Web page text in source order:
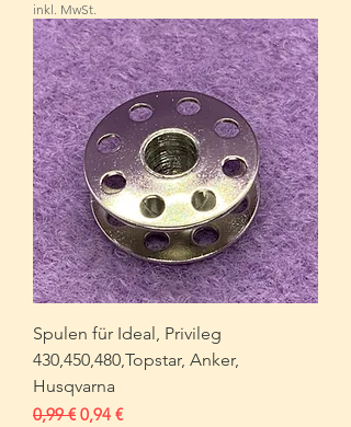
inkl. MwSt.
Spulen für Ideal, Privileg
430,450,480,Topstar, Anker,
Husqvarna
Standardpreis
0,99 € Sale-Preis
0,94 €